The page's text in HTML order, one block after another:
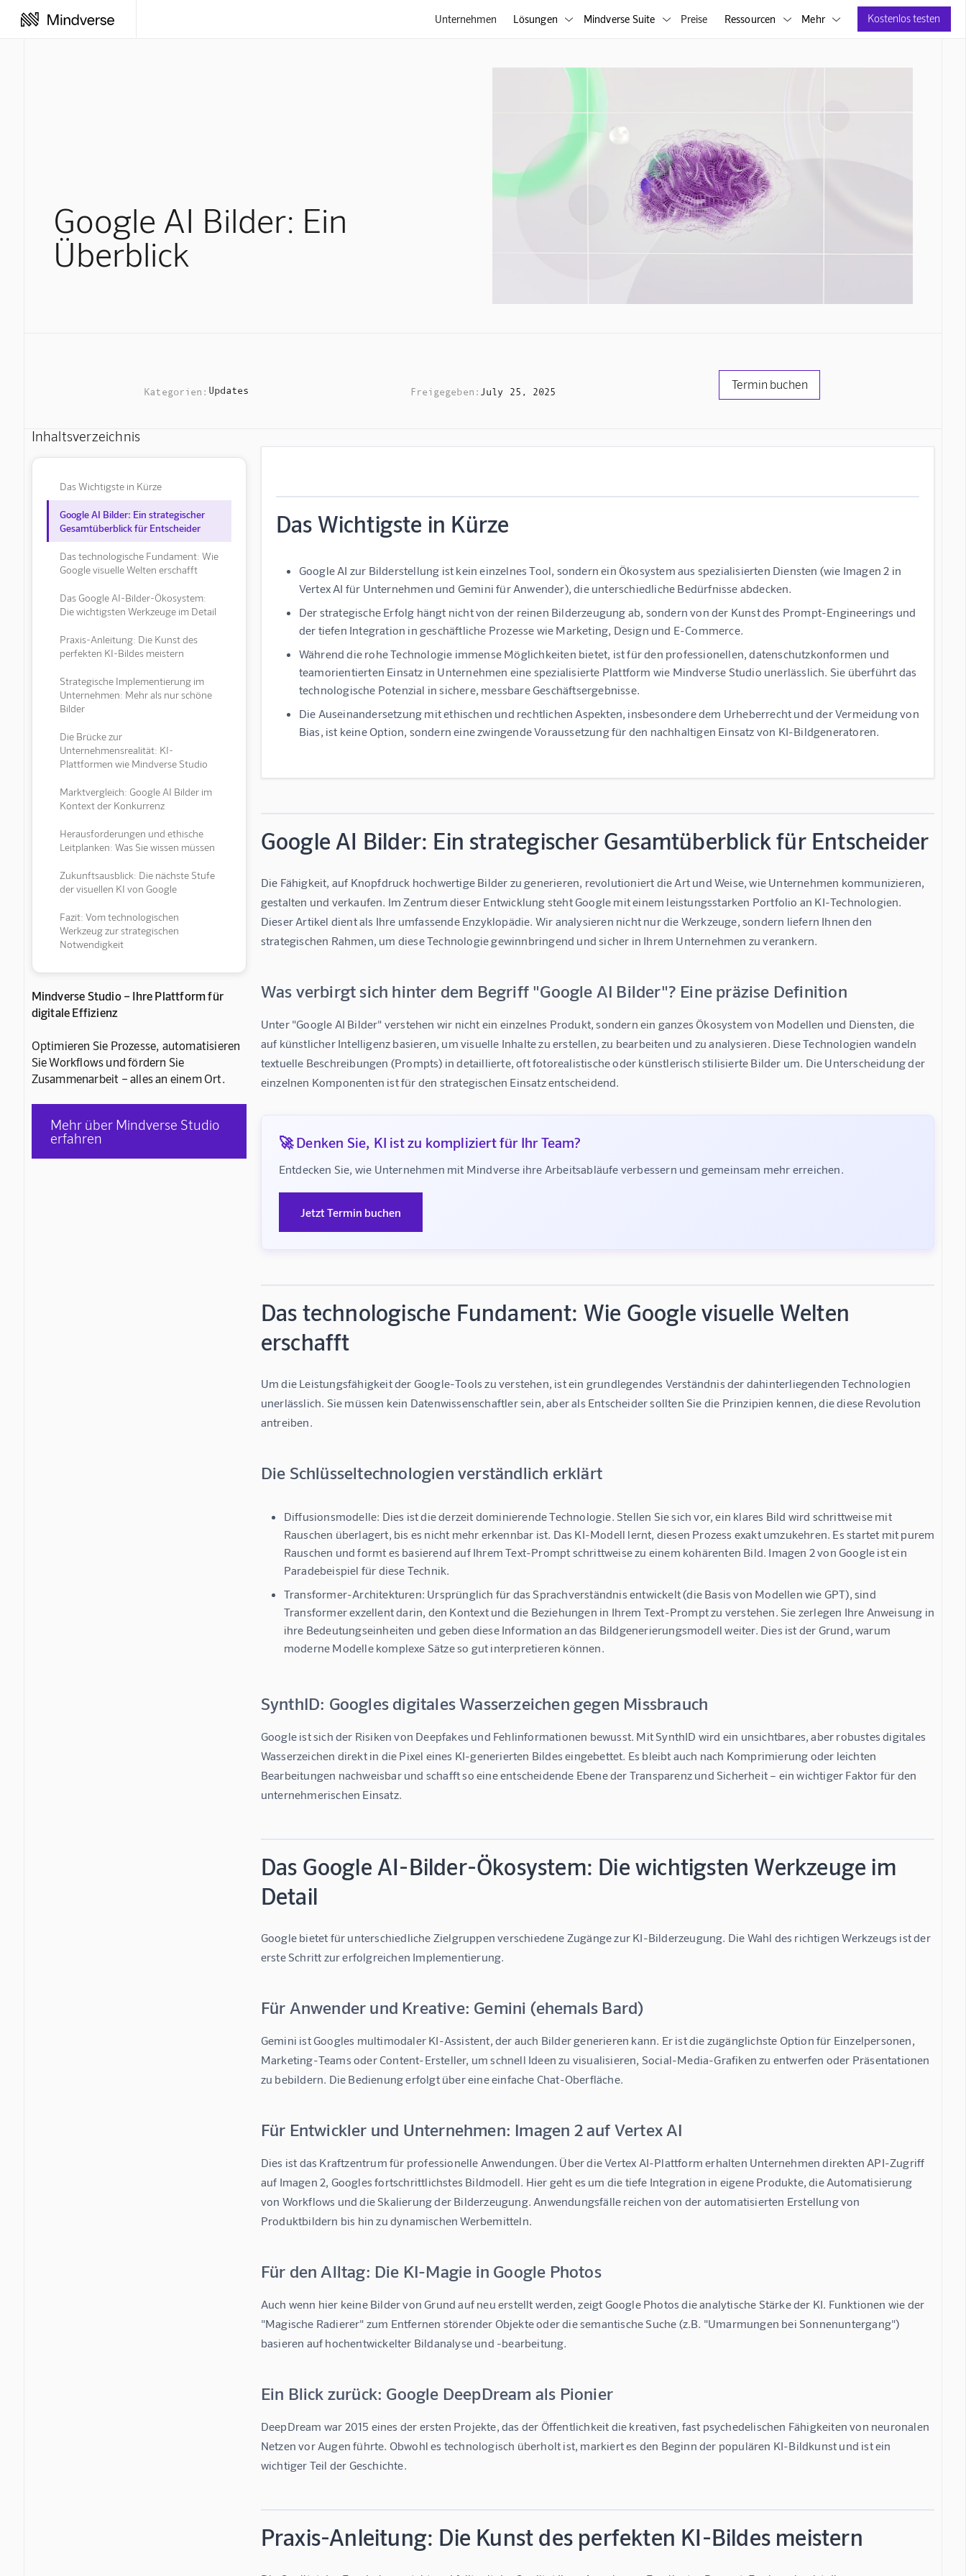
Unternehmen Lösungen  Mindverse Suite  Preise Ressourcen  Mehr  Kostenlos testen
Google AI Bilder: Ein
Überblick
Kategorien: Updates Freigegeben: July 25, 2025
Termin buchen
Inhaltsverzeichnis
Das Wichtigste in Kürze
Google AI Bilder: Ein strategischer
Gesamtüberblick für Entscheider
Das technologische Fundament: Wie
Google visuelle Welten erschafft
Das Google AI-Bilder-Ökosystem:
Die wichtigsten Werkzeuge im Detail
Praxis-Anleitung: Die Kunst des
perfekten KI-Bildes meistern
Strategische Implementierung im
Unternehmen: Mehr als nur schöne
Bilder
Die Brücke zur
Unternehmensrealität: KI-
Plattformen wie Mindverse Studio
Marktvergleich: Google AI Bilder im
Kontext der Konkurrenz
Herausforderungen und ethische
Leitplanken: Was Sie wissen müssen
Zukunftsausblick: Die nächste Stufe
der visuellen KI von Google
Fazit: Vom technologischen
Werkzeug zur strategischen
Notwendigkeit
Mindverse Studio – Ihre Plattform für
digitale Effizienz
Optimieren Sie Prozesse, automatisieren
Sie Workflows und fördern Sie
Zusammenarbeit – alles an einem Ort.
Mehr über Mindverse Studio
erfahren
Das Wichtigste in Kürze
Google AI zur Bilderstellung ist kein einzelnes Tool, sondern ein Ökosystem aus spezialisierten Diensten (wie Imagen 2 in
Vertex AI für Unternehmen und Gemini für Anwender), die unterschiedliche Bedürfnisse abdecken.
Der strategische Erfolg hängt nicht von der reinen Bilderzeugung ab, sondern von der Kunst des Prompt-Engineerings und
der tiefen Integration in geschäftliche Prozesse wie Marketing, Design und E-Commerce.
Während die rohe Technologie immense Möglichkeiten bietet, ist für den professionellen, datenschutzkonformen und
teamorientierten Einsatz in Unternehmen eine spezialisierte Plattform wie Mindverse Studio unerlässlich. Sie überführt das
technologische Potenzial in sichere, messbare Geschäftsergebnisse.
Die Auseinandersetzung mit ethischen und rechtlichen Aspekten, insbesondere dem Urheberrecht und der Vermeidung von
Bias, ist keine Option, sondern eine zwingende Voraussetzung für den nachhaltigen Einsatz von KI-Bildgeneratoren.
Google AI Bilder: Ein strategischer Gesamtüberblick für Entscheider
Die Fähigkeit, auf Knopfdruck hochwertige Bilder zu generieren, revolutioniert die Art und Weise, wie Unternehmen kommunizieren,
gestalten und verkaufen. Im Zentrum dieser Entwicklung steht Google mit einem leistungsstarken Portfolio an KI-Technologien.
Dieser Artikel dient als Ihre umfassende Enzyklopädie. Wir analysieren nicht nur die Werkzeuge, sondern liefern Ihnen den
strategischen Rahmen, um diese Technologie gewinnbringend und sicher in Ihrem Unternehmen zu verankern.
Was verbirgt sich hinter dem Begriff "Google AI Bilder"? Eine präzise Definition
Unter "Google AI Bilder" verstehen wir nicht ein einzelnes Produkt, sondern ein ganzes Ökosystem von Modellen und Diensten, die
auf künstlicher Intelligenz basieren, um visuelle Inhalte zu erstellen, zu bearbeiten und zu analysieren. Diese Technologien wandeln
textuelle Beschreibungen (Prompts) in detaillierte, oft fotorealistische oder künstlerisch stilisierte Bilder um. Die Unterscheidung der
einzelnen Komponenten ist für den strategischen Einsatz entscheidend.
🚀 Denken Sie, KI ist zu kompliziert für Ihr Team?
Entdecken Sie, wie Unternehmen mit Mindverse ihre Arbeitsabläufe verbessern und gemeinsam mehr erreichen.
Jetzt Termin buchen
Das technologische Fundament: Wie Google visuelle Welten
erschafft
Um die Leistungsfähigkeit der Google-Tools zu verstehen, ist ein grundlegendes Verständnis der dahinterliegenden Technologien
unerlässlich. Sie müssen kein Datenwissenschaftler sein, aber als Entscheider sollten Sie die Prinzipien kennen, die diese Revolution
antreiben.
Die Schlüsseltechnologien verständlich erklärt
Diffusionsmodelle: Dies ist die derzeit dominierende Technologie. Stellen Sie sich vor, ein klares Bild wird schrittweise mit
Rauschen überlagert, bis es nicht mehr erkennbar ist. Das KI-Modell lernt, diesen Prozess exakt umzukehren. Es startet mit purem
Rauschen und formt es basierend auf Ihrem Text-Prompt schrittweise zu einem kohärenten Bild. Imagen 2 von Google ist ein
Paradebeispiel für diese Technik.
Transformer-Architekturen: Ursprünglich für das Sprachverständnis entwickelt (die Basis von Modellen wie GPT), sind
Transformer exzellent darin, den Kontext und die Beziehungen in Ihrem Text-Prompt zu verstehen. Sie zerlegen Ihre Anweisung in
ihre Bedeutungseinheiten und geben diese Information an das Bildgenerierungsmodell weiter. Dies ist der Grund, warum
moderne Modelle komplexe Sätze so gut interpretieren können.
SynthID: Googles digitales Wasserzeichen gegen Missbrauch
Google ist sich der Risiken von Deepfakes und Fehlinformationen bewusst. Mit SynthID wird ein unsichtbares, aber robustes digitales
Wasserzeichen direkt in die Pixel eines KI-generierten Bildes eingebettet. Es bleibt auch nach Komprimierung oder leichten
Bearbeitungen nachweisbar und schafft so eine entscheidende Ebene der Transparenz und Sicherheit – ein wichtiger Faktor für den
unternehmerischen Einsatz.
Das Google AI-Bilder-Ökosystem: Die wichtigsten Werkzeuge im
Detail
Google bietet für unterschiedliche Zielgruppen verschiedene Zugänge zur KI-Bilderzeugung. Die Wahl des richtigen Werkzeugs ist der
erste Schritt zur erfolgreichen Implementierung.
Für Anwender und Kreative: Gemini (ehemals Bard)
Gemini ist Googles multimodaler KI-Assistent, der auch Bilder generieren kann. Er ist die zugänglichste Option für Einzelpersonen,
Marketing-Teams oder Content-Ersteller, um schnell Ideen zu visualisieren, Social-Media-Grafiken zu entwerfen oder Präsentationen
zu bebildern. Die Bedienung erfolgt über eine einfache Chat-Oberfläche.
Für Entwickler und Unternehmen: Imagen 2 auf Vertex AI
Dies ist das Kraftzentrum für professionelle Anwendungen. Über die Vertex AI-Plattform erhalten Unternehmen direkten API-Zugriff
auf Imagen 2, Googles fortschrittlichstes Bildmodell. Hier geht es um die tiefe Integration in eigene Produkte, die Automatisierung
von Workflows und die Skalierung der Bilderzeugung. Anwendungsfälle reichen von der automatisierten Erstellung von
Produktbildern bis hin zu dynamischen Werbemitteln.
Für den Alltag: Die KI-Magie in Google Photos
Auch wenn hier keine Bilder von Grund auf neu erstellt werden, zeigt Google Photos die analytische Stärke der KI. Funktionen wie der
"Magische Radierer" zum Entfernen störender Objekte oder die semantische Suche (z.B. "Umarmungen bei Sonnenuntergang")
basieren auf hochentwickelter Bildanalyse und -bearbeitung.
Ein Blick zurück: Google DeepDream als Pionier
DeepDream war 2015 eines der ersten Projekte, das der Öffentlichkeit die kreativen, fast psychedelischen Fähigkeiten von neuronalen
Netzen vor Augen führte. Obwohl es technologisch überholt ist, markiert es den Beginn der populären KI-Bildkunst und ist ein
wichtiger Teil der Geschichte.
Praxis-Anleitung: Die Kunst des perfekten KI-Bildes meistern